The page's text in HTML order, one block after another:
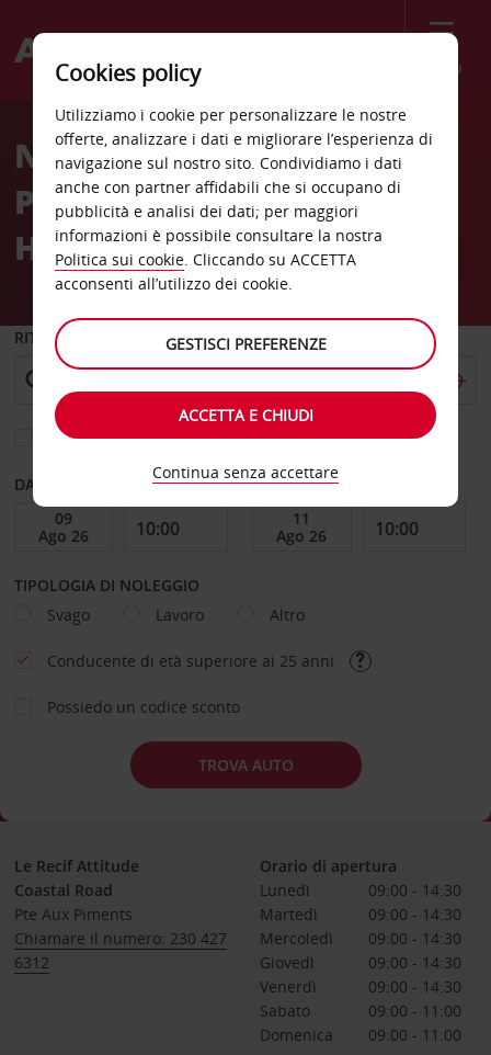
Menù
Welcome
AvisNoleggio auto Pointe aux
Piments Colonial Beach
Hotel
RITIRO DA
Scegli una località di riconsegna diversa
DAL GIORNO AL GIORNO
TIPOLOGIA DI NOLEGGIO
Svago
Lavoro Altro
Conducente di età superiore ai 25 anni
Possiedo un codice sconto
TROVA AUTO
Le Recif Attitude
Coastal Road
Pte Aux Piments
Chiamare il numero: 230 427
6312
Orario di apertura
Lunedì
09:00 - 14:30
Martedì
09:00 - 14:30
Mercoledì
09:00 - 14:30
Giovedì
09:00 - 14:30
Venerdì
09:00 - 14:30
Sabato
09:00 - 11:00
Domenica
09:00 - 11:00
Cookies policy
Utilizziamo i cookie per personalizzare le nostre
offerte, analizzare i dati e migliorare l’esperienza di
navigazione sul nostro sito. Condividiamo i dati
anche con partner affidabili che si occupano di
pubblicità e analisi dei dati; per maggiori
informazioni è possibile consultare la nostra
Politica sui cookie. Cliccando su ACCETTA
acconsenti all’utilizzo dei cookie.
GESTISCI PREFERENZE
ACCETTA E CHIUDI
Continua senza accettare